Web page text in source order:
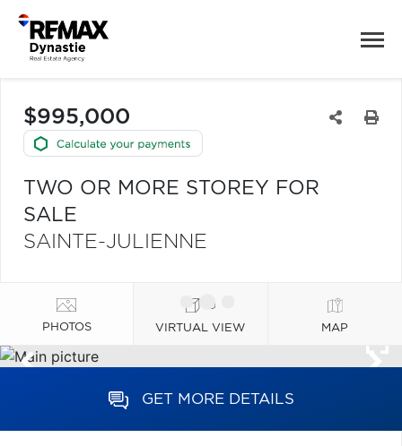
$995,000
TWO OR MORE STOREY FOR
SALE
SAINTE-JULIENNE
PHOTOS VIRTUAL VIEW MAP
GET MORE DETAILS